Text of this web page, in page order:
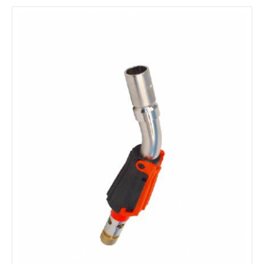
sarmă de 5kg sau 1kg. Echipamentul are incluse în pret
detalii